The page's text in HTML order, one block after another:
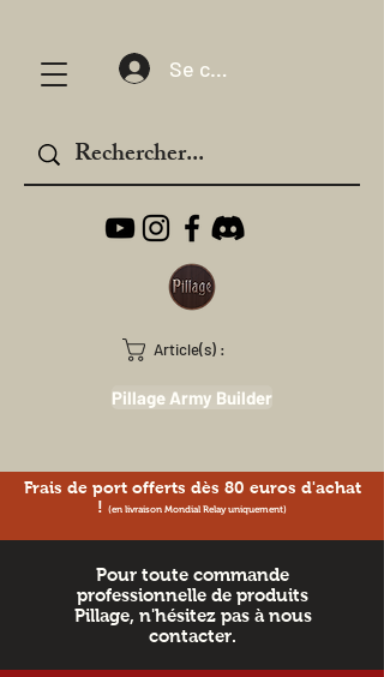
Se connecter
Article(s) :
Pillage Army Builder
Frais de port offerts dès 80 euros d'achat
! (en livraison Mondial Relay uniquement)
Pour toute commande
professionnelle de produits
Pillage, n'hésitez pas à nous
contacter.